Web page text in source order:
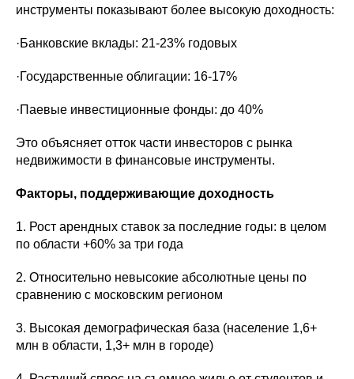
инструменты показывают более высокую доходность:
·Банковские вклады: 21-23% годовых
·Государственные облигации: 16-17%
·Паевые инвестиционные фонды: до 40%
Это объясняет отток части инвесторов с рынка
недвижимости в финансовые инструменты.
Факторы, поддерживающие доходность
1. Рост арендных ставок за последние годы: в целом
по области +60% за три года
2. Относительно невысокие абсолютные цены по
сравнению с московским регионом
3. Высокая демографическая база (население 1,6+
млн в области, 1,3+ млн в городе)